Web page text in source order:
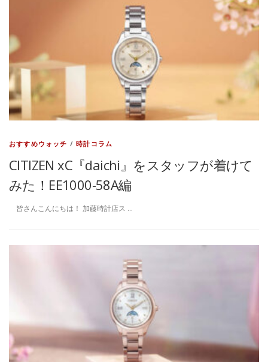
おすすめウォッチ /時計コラム
CITIZEN xC『daichi』をスタッフが着けて
みた！EE1000-58A編
皆さんこんにちは！ 加藤時計店ス …